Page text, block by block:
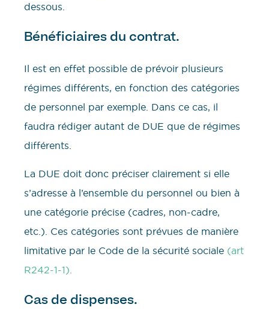
dessous.
Bénéficiaires du contrat.
Il est en effet possible de prévoir plusieurs
régimes différents, en fonction des catégories
de personnel par exemple. Dans ce cas, il
faudra rédiger autant de DUE que de régimes
différents.
La DUE doit donc préciser clairement si elle
s’adresse à l’ensemble du personnel ou bien à
une catégorie précise (cadres, non-cadre,
etc.). Ces catégories sont prévues de manière
limitative par le Code de la sécurité sociale (art
R242-1-1).
Cas de dispenses.